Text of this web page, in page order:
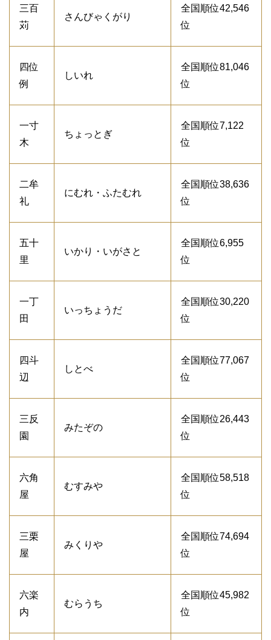
三百
苅
さんびゃくがり
全国順位42,546
位
四位
例
しいれ
全国順位81,046
位
一寸
木
ちょっとぎ
全国順位7,122
位
二牟
礼
にむれ・ふたむれ
全国順位38,636
位
五十
里
いかり・いがさと
全国順位6,955
位
一丁
田
いっちょうだ
全国順位30,220
位
四斗
辺
しとべ
全国順位77,067
位
三反
園
みたぞの
全国順位26,443
位
六角
屋
むすみや
全国順位58,518
位
三栗
屋
みくりや
全国順位74,694
位
六楽
内
むらうち
全国順位45,982
位